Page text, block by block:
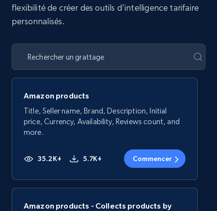
flexibilité de créer des outils d'intelligence tarifaire
personnalisés.
Amazon products
Title, Seller name, Brand, Description, Initial
price, Currency, Availability, Reviews count, and
more.
35.2K+ 5.7K+ Commencer
Amazon products - Collects products by